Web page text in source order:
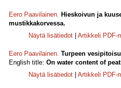
Eero Paavilainen. Hieskoivun ja
mustikkakorvessa.
Näytä lisätiedot
Artikkeli PDF-
Eero Paavilainen. Turpeen
English title: On water content of
Näytä lisätiedot
Artikkeli PDF-